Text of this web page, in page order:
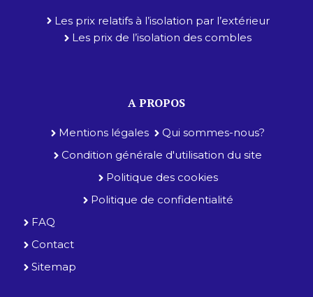
Les prix relatifs à l’isolation par l’extérieur
Les prix de l’isolation des combles
A PROPOS
Mentions légales
Qui sommes-nous?
Condition générale d'utilisation du site
Politique des cookies
Politique de confidentialité
FAQ
Contact
Sitemap